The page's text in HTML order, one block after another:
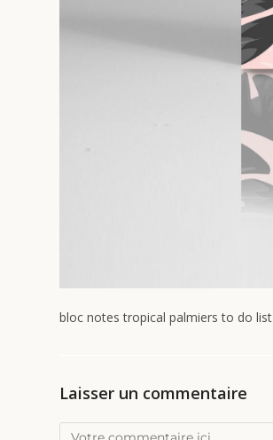
bloc notes tropical palmiers to do list
Laisser un commentaire